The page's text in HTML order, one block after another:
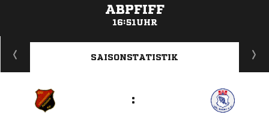
ABPFIFF
16:51UHR
ANZEIGE
SAISONSTATISTIK
: